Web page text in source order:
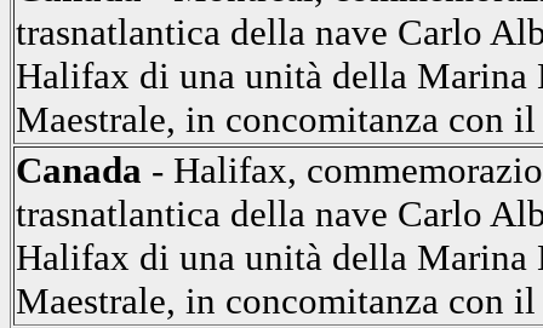
trasnatlantica della nave Carlo
Halifax di una unità della Marina
Maestrale, in concomitanza con
Canada - Halifax,
trasnatlantica della nave Carlo
Halifax di una unità della Marina
Maestrale, in concomitanza con